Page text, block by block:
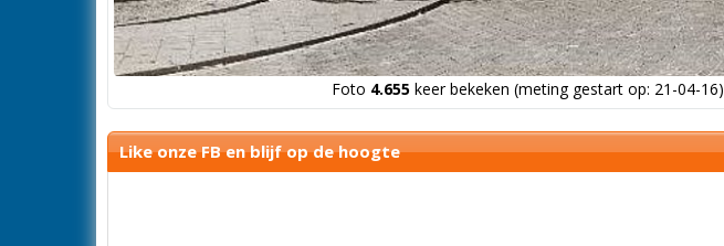
Foto 4.655keer bekeken (meting gestart op: 21-04-16)
Like onze FB en blijf op de hoogte